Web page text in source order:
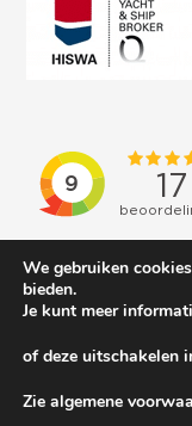
We gebruiken
bieden.
Je kunt meer
of deze uitschakelen
Zie algemene